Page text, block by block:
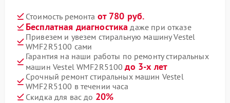
Стоимость ремонта от 780 руб.
Бесплатная диагностика даже при отказе
Привезем и увезем стиральную машину Vestel
WMF2R5100 сами
Гарантия на наши работы по ремонту стиральных
машин Vestel WMF2R5100до 3-х лет
Срочный ремонт стиральных машин Vestel
WMF2R5100 в течении часа
Скидка для вас до 20%